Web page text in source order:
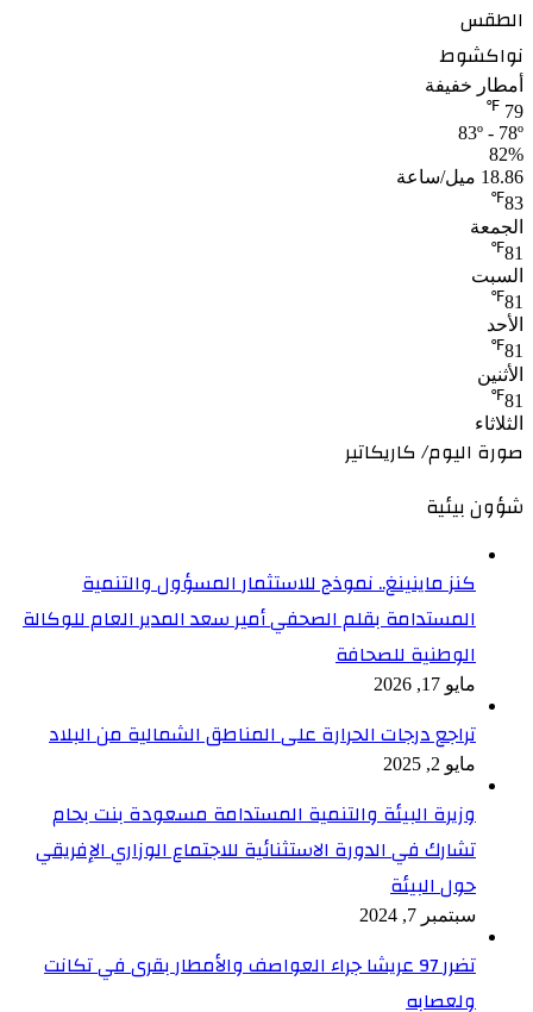
الطقس
نواكشوط
أمطار خفيفة
79
℉
83º - 78º
82%
18.86 ميل/ساعة
83
℉
الجمعة
81
℉
السبت
81
℉
الأحد
81
℉
الأثنين
81
℉
الثلاثاء
صورة اليوم/ كاريكاتير
شؤون بيئية
كنز ماينينغ.. نموذج للاستثمار المسؤول والتنمية
المستدامة بقلم الصحفي أمير سعد المدير العام للوكالة
الوطنية للصحافة
مايو 17, 2026
تراجع درجات الحرارة على المناطق الشمالية من البلاد
مايو 2, 2025
وزيرة البيئة والتنمية المستدامة مسعودة بنت بحام
تشارك في الدورة الاستثنائية للاجتماع الوزاري الإفريقي
حول البيئة
سبتمبر 7, 2024
تضرر 97 عريشا جراء العواصف والأمطار بقرى في تكانت
ولعصابه